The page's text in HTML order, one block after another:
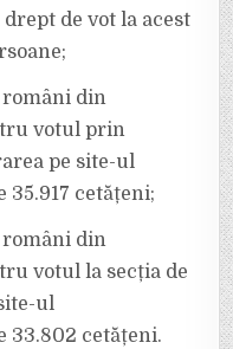
de vot la acest
din
votul prin
pe site-ul
35.917 cetățeni;
din
votul la secția de
ul
33.802 cetățeni.